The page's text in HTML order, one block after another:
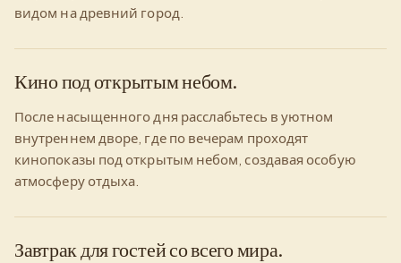
видом на древний город.
Кино под открытым небом.
После насыщенного дня расслабьтесь в уютном
внутреннем дворе, где по вечерам проходят
кинопоказы под открытым небом, создавая особую
атмосферу отдыха.
Завтрак для гостей со всего мира.